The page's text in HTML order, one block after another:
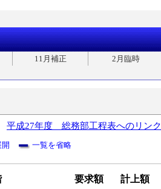
11月補正
2月臨時
平成27年度 総務部工程表へのリンク
一覧を省略
要求額 計上額